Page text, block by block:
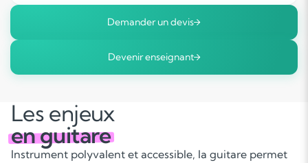
Demander un devis
Devenir enseignant
Les enjeux
en guitare
Instrument polyvalent et accessible, la guitare permet